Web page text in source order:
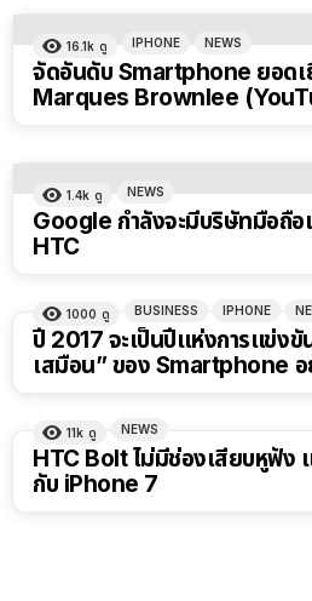
16.1k ดู IPHONE NEWS
จัดอันดับ Smartphone ยอด
Marques Brownlee
1.4k ดู NEWS
Google กำลังจะมีบริษัทมือถือ
HTC
1000 ดู BUSINESS IPHONE
ปี 2017 จะเป็นปีแห่งการแข่งขั
เสมือน” ของ Smartphone
11k ดู NEWS
HTC Bolt ไม่มีช่องเสียบหูฟัง
กับ iPhone 7